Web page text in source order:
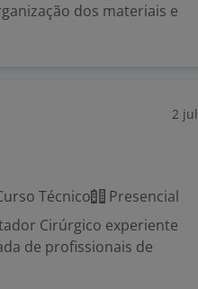
dos materiais e
2 jul
Técnico
Presencial
Cirúrgico experiente
de profissionais de